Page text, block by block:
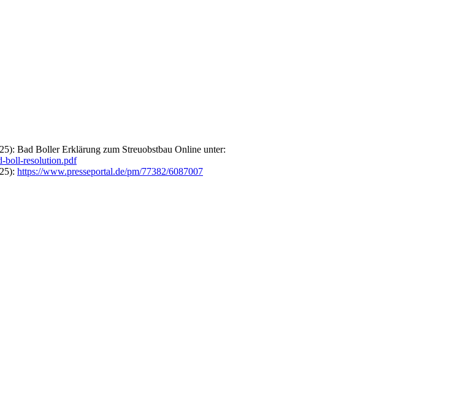
Bad Boller Erklärung zum Streuobstbau Online unter:
boll-resolution.pdf
https://www.presseportal.de/pm/77382/6087007